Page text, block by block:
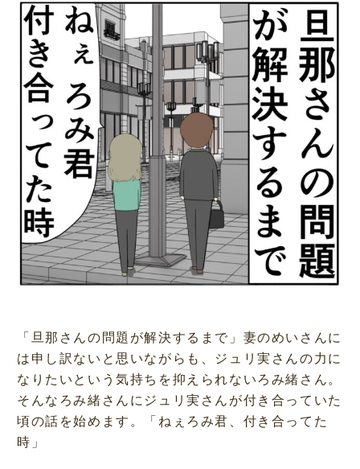
「旦那さんの問題が解決するまで」妻のめいさんに
は申し訳ないと思いながらも、ジュリ実さんの力に
なりたいという気持ちを抑えられないろみ緒さん。
そんなろみ緒さんにジュリ実さんが付き合っていた
頃の話を始めます。「ねぇろみ君、付き合ってた
時」